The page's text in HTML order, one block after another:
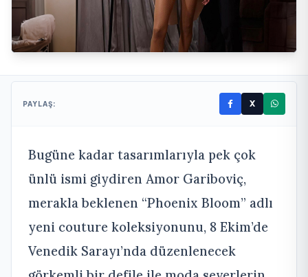
PAYLAŞ: X
Bugüne kadar tasarımlarıyla pek çok
ünlü ismi giydiren Amor Gariboviç,
merakla beklenen “Phoenix Bloom” adlı
yeni couture koleksiyonunu, 8 Ekim’de
Venedik Sarayı’nda düzenlenecek